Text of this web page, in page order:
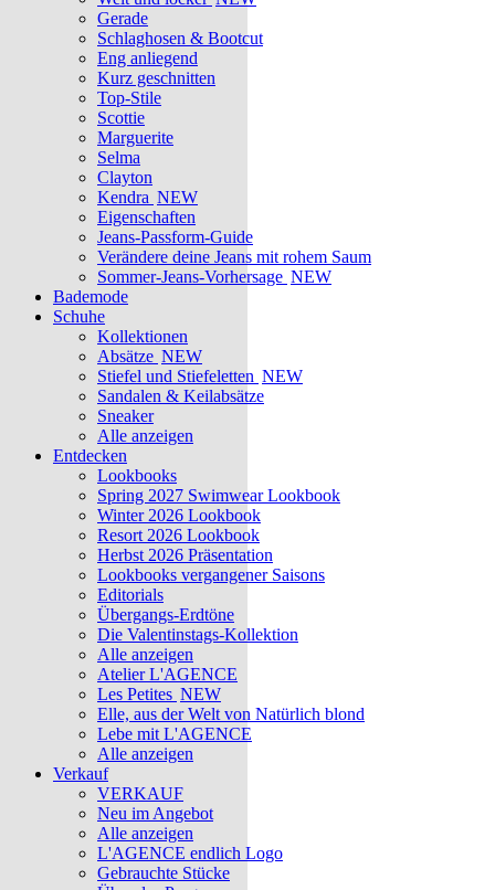
Gerade
Schlaghosen & Bootcut
Eng anliegend
Kurz geschnitten
Top-Stile
Scottie
Marguerite
Selma
Clayton
Kendra NEW
Eigenschaften
Jeans-Passform-Guide
Verändere deine Jeans mit rohem Saum
Sommer-Jeans-Vorhersage NEW
Bademode
Schuhe
Kollektionen
Absätze NEW
Stiefel und Stiefeletten NEW
Sandalen & Keilabsätze
Sneaker
Alle anzeigen
Entdecken
Lookbooks
Spring 2027 Swimwear Lookbook
Winter 2026 Lookbook
Resort 2026 Lookbook
Herbst 2026 Präsentation
Lookbooks vergangener Saisons
Editorials
Übergangs-Erdtöne
Die Valentinstags-Kollektion
Alle anzeigen
Atelier L'AGENCE
Les Petites NEW
Elle, aus der Welt von Natürlich blond
Lebe mit L'AGENCE
Alle anzeigen
Verkauf
VERKAUF
Neu im Angebot
Alle anzeigen
L'AGENCE endlich Logo
Gebrauchte Stücke